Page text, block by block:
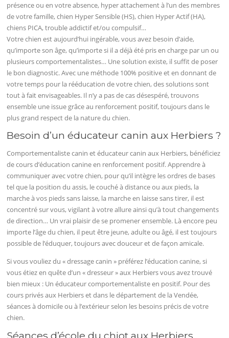
présence ou en votre absence, hyper attachement à l’un des membres
de votre famille, chien Hyper Sensible (HS), chien Hyper Actif (HA),
chiens PICA, trouble addictif et/ou compulsif…
Votre chien est aujourd’hui ingérable, vous avez besoin d’aide,
qu’importe son âge, qu’importe si il a déjà été pris en charge par un ou
plusieurs comportementalistes… Une solution existe, il suffit de poser
le bon diagnostic. Avec une méthode 100% positive et en donnant de
votre temps pour la rééducation de votre chien, des solutions sont
tout à fait envisageables. Il n’y a pas de cas désespéré, trouvons
ensemble une issue grâce au renforcement positif, toujours dans le
plus grand respect de la nature du chien.
Besoin d’un éducateur canin aux Herbiers ?
Comportementaliste canin et éducateur canin aux Herbiers, bénéficiez
de cours d’éducation canine en renforcement positif. Apprendre à
communiquer avec votre chien, pour qu’il intègre les ordres de bases
tel que la position du assis, le couché à distance ou aux pieds, la
marche à vos pieds sans laisse, la marche en laisse sans tirer, il est
concentré sur vous, vigilant à votre allure ainsi qu’à tout changements
de direction… Un vrai plaisir de se promener ensemble. Là encore peu
importe l’âge du chien, il peut être jeune, adulte ou âgé, il est toujours
possible de l’éduquer, toujours avec douceur et de façon amicale.
Si vous vouliez du « dressage canin » préférez l’éducation canine, si
vous étiez en quête d’un « dresseur » aux Herbiers vous avez trouvé
bien mieux : Un éducateur comportementaliste en positif. Pour des
cours privés aux Herbiers et dans le département de la Vendée,
séances à domicile ou à l’extérieur selon les besoins précis de votre
chien.
Séances d’école du chiot aux Herbiers